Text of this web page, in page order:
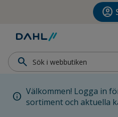
Hoppa till huvudinnehållet account_circle
search
info Välkommen! Logga in
sortiment och aktuella